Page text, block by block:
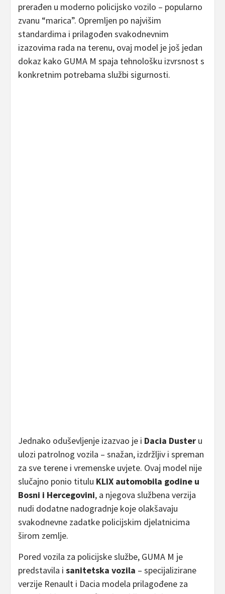
prerađen u moderno policijsko vozilo – popularno
zvanu “marica”. Opremljen po najvišim
standardima i prilagođen svakodnevnim
izazovima rada na terenu, ovaj model je još jedan
dokaz kako GUMA M spaja tehnološku izvrsnost s
konkretnim potrebama službi sigurnosti.
Jednako oduševljenje izazvao je i Dacia Duster u
ulozi patrolnog vozila – snažan, izdržljiv i spreman
za sve terene i vremenske uvjete. Ovaj model nije
slučajno ponio titulu KLIX automobila godine u
Bosni i Hercegovini, a njegova službena verzija
nudi dodatne nadogradnje koje olakšavaju
svakodnevne zadatke policijskim djelatnicima
širom zemlje.
Pored vozila za policijske službe, GUMA M je
predstavila i sanitetska vozila – specijalizirane
verzije Renault i Dacia modela prilagođene za